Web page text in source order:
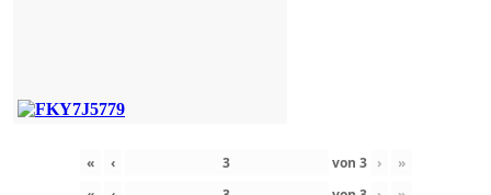
« ‹ von 3 ›
»